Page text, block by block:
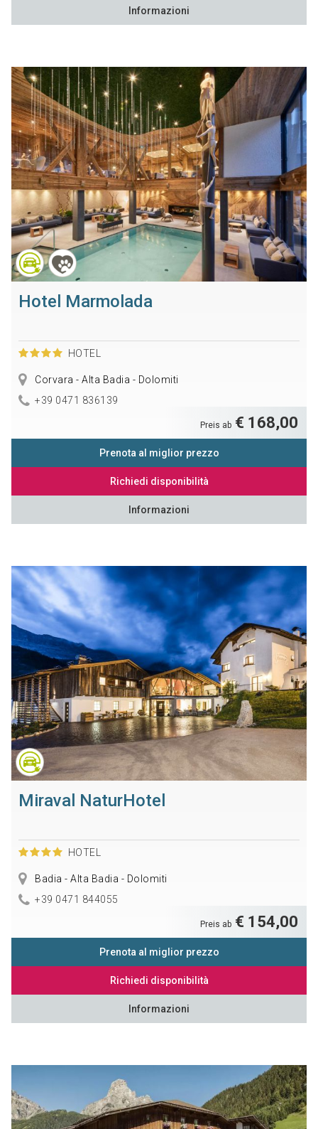
Informazioni
Hotel Marmolada
HOTEL
Corvara - Alta Badia - Dolomiti
+39 0471 836139
Preis ab € 168,00
Prenota al miglior prezzo
Richiedi disponibilità
Informazioni
Miraval NaturHotel
HOTEL
Badia - Alta Badia - Dolomiti
+39 0471 844055
Preis ab € 154,00
Prenota al miglior prezzo
Richiedi disponibilità
Informazioni